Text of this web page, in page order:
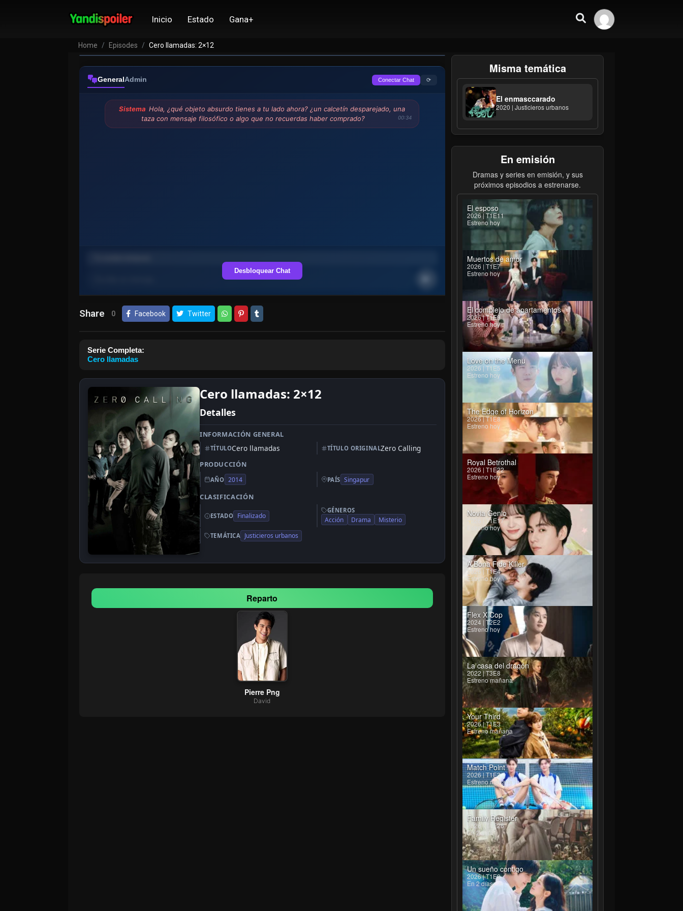
Inicio Estado Gana+
Home Episodes Cero llamadas: 2×12
GeneralAdmin Conectar Chat ⟳
Sistema Hola, ¿qué objeto absurdo tienes a tu lado ahora? ¿un calcetín desparejado, una
taza con mensaje filosófico o algo que no recuerdas haber comprado?
00:34
Desbloquear Chat
Share 0 Facebook Twitter
Serie Completa:
Cero llamadas
Cero llamadas: 2×12
Detalles
INFORMACIÓN GENERAL
TÍTULOCero llamadas TÍTULO ORIGINALZero Calling
PRODUCCIÓN
AÑO 2014 PAÍS Singapur
CLASIFICACIÓN
ESTADO Finalizado
GÉNEROS
Acción Drama Misterio
TEMÁTICA Justicieros urbanos
Reparto
Pierre Png
David
Misma temática
El enmasccarado
2020 | Justicieros urbanos
En emisión
Dramas y series en emisión, y sus
próximos episodios a estrenarse.
El esposo
2026 | T1E11
Estreno hoy
Muertos de amor
2026 | T1E7
Estreno hoy
El complejo de apartamentos
2026 | T1E9
Estreno hoy
Love on the Menu
2026 | T1E5
Estreno hoy
The Edge of Horizon
2026 | T1E8
Estreno hoy
Royal Betrothal
2026 | T1E22
Estreno hoy
Novia Genio
2026 | T1E17
Estreno hoy
A Bona Fide Killer
2026 | T1E4
Estreno hoy
Flex X Cop
2024 | T2E2
Estreno hoy
La casa del dragón
2022 | T3E8
Estreno mañana
Your Third
2026 | T1E3
Estreno mañana
Match Point
2026 | T1E3
Estreno mañana
Family Register
2026 | T1E26
En 2 días
Un sueño contigo
2026 | T1E9
En 2 días